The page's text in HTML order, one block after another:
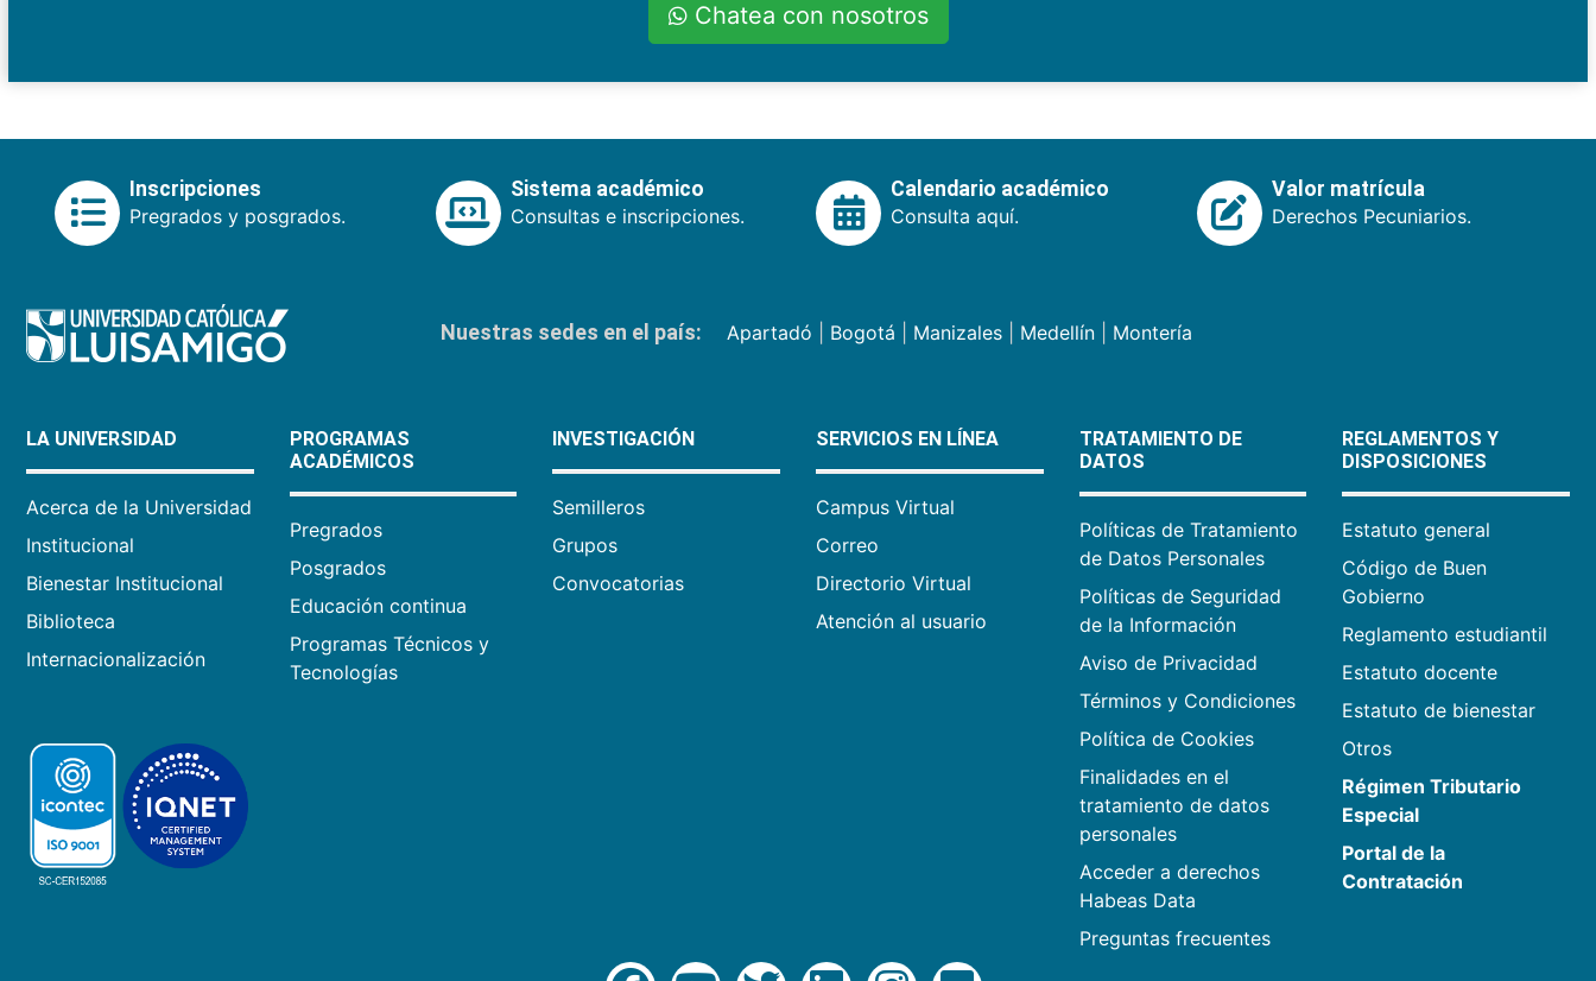
Chatea con nosotros
Inscripciones
Pregrados y posgrados.
Sistema académico
Consultas e inscripciones.
Calendario académico
Consulta aquí.
Valor matrícula
Derechos Pecuniarios.
Nuestras sedes en el país: Apartadó Bogotá Manizales| Medellín| Montería
LA UNIVERSIDAD
Acerca de la Universidad
Institucional
Bienestar Institucional
Biblioteca
Internacionalización
PROGRAMAS
ACADÉMICOS
Pregrados
Posgrados
Educación continua
Programas Técnicos y
Tecnologías
INVESTIGACIÓN
Semilleros
Grupos
Convocatorias
SERVICIOS EN LÍNEA
Campus Virtual
Correo
Directorio Virtual
Atención al usuario
TRATAMIENTO DE
DATOS
Políticas de Tratamiento
de Datos Personales
Políticas de Seguridad
de la Información
Aviso de Privacidad
Términos y Condiciones
Política de Cookies
Finalidades en el
tratamiento de datos
personales
Acceder a derechos
Habeas Data
Preguntas frecuentes
REGLAMENTOS Y
DISPOSICIONES
Estatuto general
Código de Buen
Gobierno
Reglamento estudiantil
Estatuto docente
Estatuto de bienestar
Otros
Régimen Tributario
Especial
Portal de la
Contratación